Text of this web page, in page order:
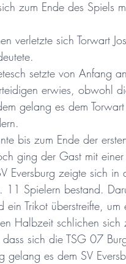
Zumba Jugend F
zum Ende des Spiels
verletzte sich Torwart
setzte von Anfang
erwies, obwohl
gelang es dem
bis zum Ende der
ging der Gast mit
Eversburg zeigte sich
Spielern bestand.
ein Trikot überstreifte,
Halbzeit schlichen sich
sich die TSG 07
gelang es dem SV